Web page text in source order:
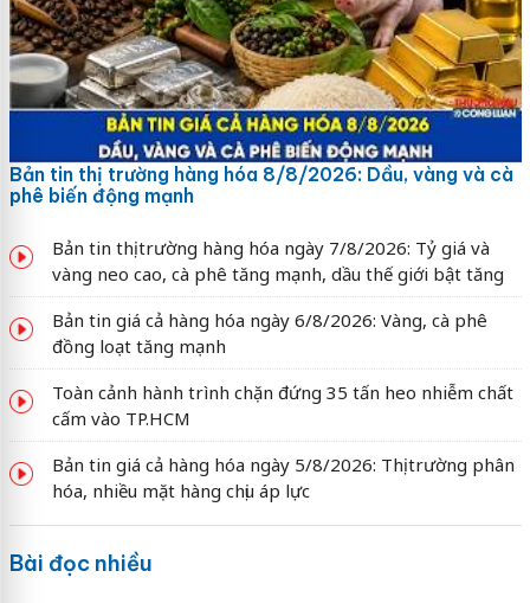
Bản tin thị trường hàng hóa 8/8/2026: Dầu, vàng và cà
phê biến động mạnh
Bản tin thị trường hàng hóa ngày 7/8/2026: Tỷ giá và
vàng neo cao, cà phê tăng mạnh, dầu thế giới bật tăng
Bản tin giá cả hàng hóa ngày 6/8/2026: Vàng, cà phê
đồng loạt tăng mạnh
Toàn cảnh hành trình chặn đứng 35 tấn heo nhiễm chất
cấm vào TP.HCM
Bản tin giá cả hàng hóa ngày 5/8/2026: Thị trường phân
hóa, nhiều mặt hàng chịu áp lực
Bài đọc nhiều